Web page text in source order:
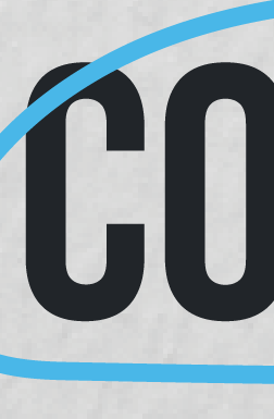
(Не более 1 ГБ)
Самаре
49-39
02-80